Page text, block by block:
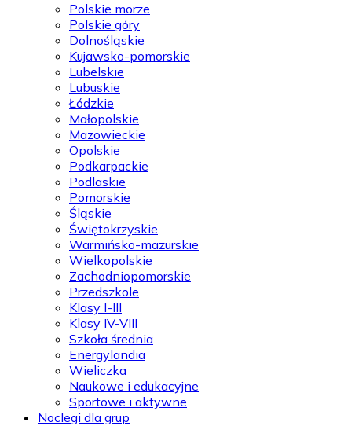
Polskie morze
Polskie góry
Dolnośląskie
Kujawsko-pomorskie
Lubelskie
Lubuskie
Łódzkie
Małopolskie
Mazowieckie
Opolskie
Podkarpackie
Podlaskie
Pomorskie
Śląskie
Świętokrzyskie
Warmińsko-mazurskie
Wielkopolskie
Zachodniopomorskie
Przedszkole
Klasy I-III
Klasy IV-VIII
Szkoła średnia
Energylandia
Wieliczka
Naukowe i edukacyjne
Sportowe i aktywne
Noclegi dla grup